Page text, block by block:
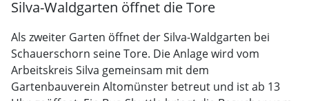
Silva-Waldgarten öffnet die Tore
Als zweiter Garten öffnet der Silva-Waldgarten bei
Schauerschorn seine Tore. Die Anlage wird vom
Arbeitskreis Silva gemeinsam mit dem
Gartenbauverein Altomünster betreut und ist ab 13